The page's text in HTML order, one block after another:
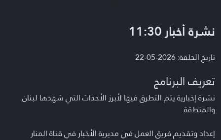
نشرة أخبار 11:30
تاريخ الحلقة: 2026-05-22
تعريف البرنامج
نشرة إخبارية يتم التطرق فيها لأبرز الأحداث التي شهدها لبنان
والمنطقة.
إعداد وتقديم فريق العمل في مديرية الأخبار في قناة المنار